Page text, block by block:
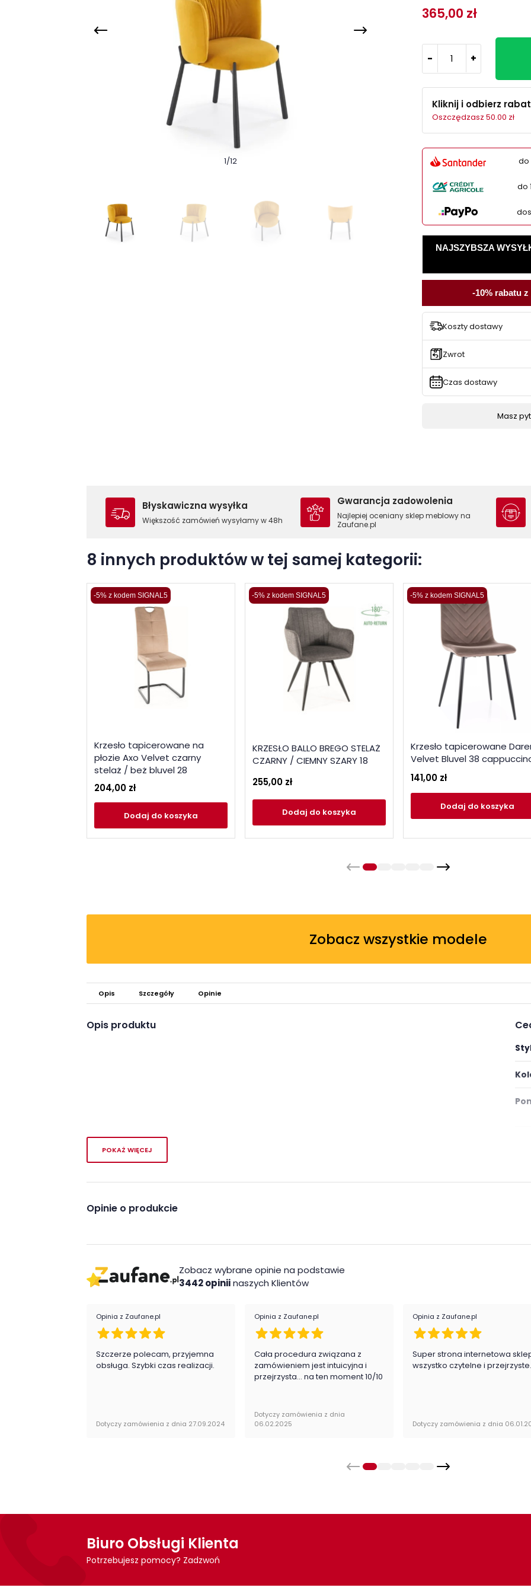
1/12
365,00 zł
- +
Kliknij i odbierz rabat
Oszczędzasz 50.00 zł
do
do
NAJSZYBSZA
-10% rabatu
Koszty dostawy
Zwrot
Czas dostawy
Masz
Błyskawiczna wysyłka
Większość zamówień wysyłamy w 48h
Gwarancja zadowolenia
Najlepiej oceniany sklep meblowy na
Zaufane.pl
8 innych produktów w tej samej kategorii:
-5% z kodem SIGNAL5
Krzesło tapicerowane na
płozie Axo Velvet czarny
stelaż / beż bluvel 28
204,00 zł
Dodaj do koszyka
-5% z kodem SIGNAL5
KRZESŁO BALLO BREGO STELAŻ
CZARNY / CIEMNY SZARY 18
255,00 zł
Dodaj do koszyka
-5% z kodem SIGNAL5
Krzesło tapicerowane
Velvet Bluvel 38
141,00 zł
Dodaj do koszyka
Zobacz wszystkie modele
Opis Szczegóły Opinie
Opis produktu
POKAŻ WIĘCEJ
Opinie o produkcie
Zobacz wybrane opinie na podstawie
3442 opiniinaszych Klientów
Opinia z Zaufane.pl
Szczerze polecam, przyjemna
obsługa. Szybki czas realizacji.
Dotyczy zamówienia z dnia 27.09.2024
Opinia z Zaufane.pl
Cała procedura związana z
zamówieniem jest intuicyjna i
przejrzysta... na ten moment 10/10
Dotyczy zamówienia z dnia
06.02.2025
Opinia z Zaufane.pl
Super strona internetowa
wszystko czytelne i przejrzyste.
Dotyczy zamówienia z dnia
Biuro Obsługi Klienta
Potrzebujesz pomocy? Zadzwoń